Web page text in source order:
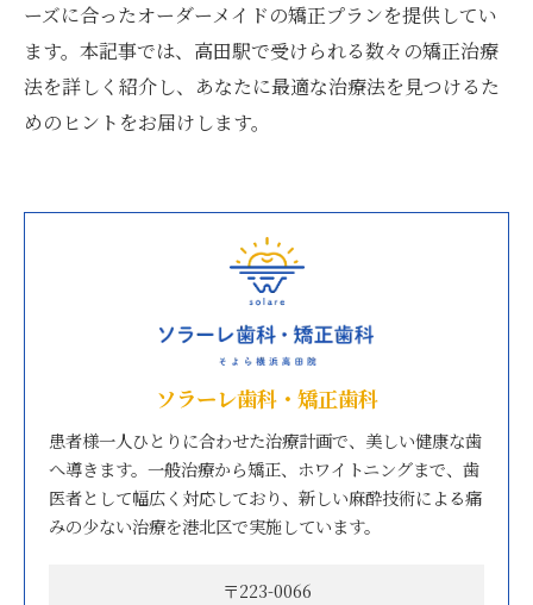
ーズに合ったオーダーメイドの矯正プランを提供してい
ます。本記事では、高田駅で受けられる数々の矯正治療
法を詳しく紹介し、あなたに最適な治療法を見つけるた
めのヒントをお届けします。
ソラーレ歯科・矯正歯科
患者様一人ひとりに合わせた治療計画で、美しい健康な歯
へ導きます。一般治療から矯正、ホワイトニングまで、歯
医者として幅広く対応しており、新しい麻酔技術による痛
みの少ない治療を港北区で実施しています。
〒223-0066